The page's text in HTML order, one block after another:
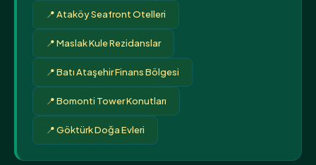
📍 Ataköy Seafront Otelleri
📍 Maslak Kule Rezidanslar
📍 Batı Ataşehir Finans Bölgesi
📍 Bomonti Tower Konutları
📍 Göktürk Doğa Evleri